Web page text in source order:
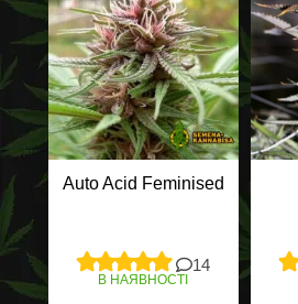
Auto Acid Feminised
14
В НАЯВНОСТІ